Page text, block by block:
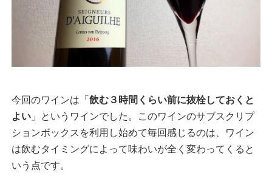
今回のワインは「飲む３時間くらい前に抜栓しておくと
よい 」というワインでした。このワインのサブスクリプ
ションボックスを利用し始めて毎回感じるのは、ワイン
は飲むタイミングによって味わいが全く変わってくると
いう点です。